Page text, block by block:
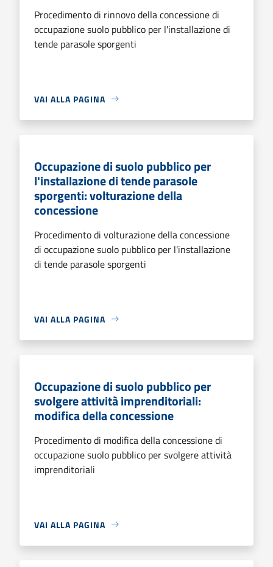
Procedimento di rinnovo della concessione di
occupazione suolo pubblico per l'installazione di
tende parasole sporgenti
VAI ALLA PAGINA
Occupazione di suolo pubblico per
l'installazione di tende parasole
sporgenti: volturazione della
concessione
Procedimento di volturazione della concessione
di occupazione suolo pubblico per l'installazione
di tende parasole sporgenti
VAI ALLA PAGINA
Occupazione di suolo pubblico per
svolgere attività imprenditoriali:
modifica della concessione
Procedimento di modifica della concessione di
occupazione suolo pubblico per svolgere attività
imprenditoriali
VAI ALLA PAGINA